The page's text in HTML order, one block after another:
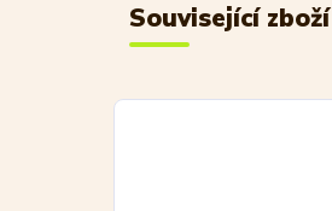
Související zboží